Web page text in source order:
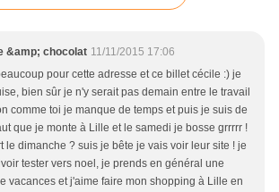
&amp; chocolat 11/11/2015 17:06
pour cette adresse et ce billet cécile :) je
bien sûr je n'y serait pas demain entre le travail
comme toi je manque de temps et puis je suis de
que je monte à Lille et le samedi je bosse grrrrr !
le dimanche ? suis je bête je vais voir leur site ! je
tester vers noel, je prends en général une
vacances et j'aime faire mon shopping à Lille en